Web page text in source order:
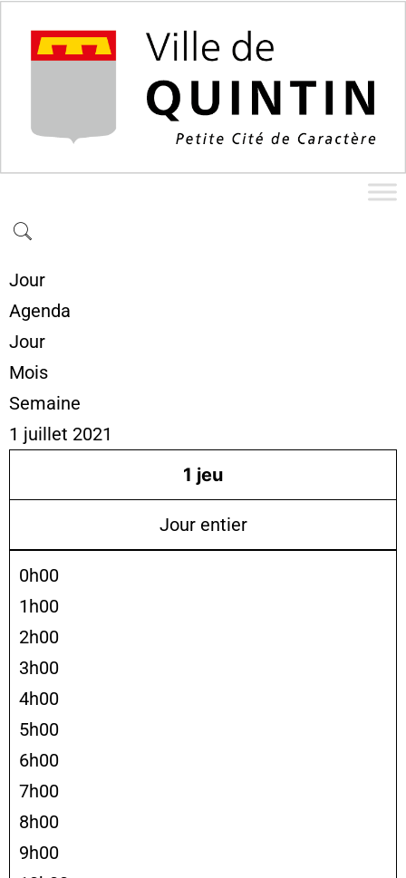
Jour
Agenda
Jour
Mois
Semaine
1 juillet 2021
1 jeu
Jour entier
0h00
1h00
2h00
3h00
4h00
5h00
6h00
7h00
8h00
9h00